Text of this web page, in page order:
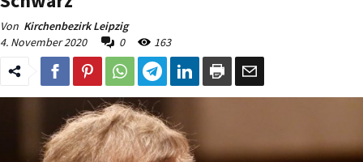
Von Kirchenbezirk Leipzig
4. November 2020
0 163